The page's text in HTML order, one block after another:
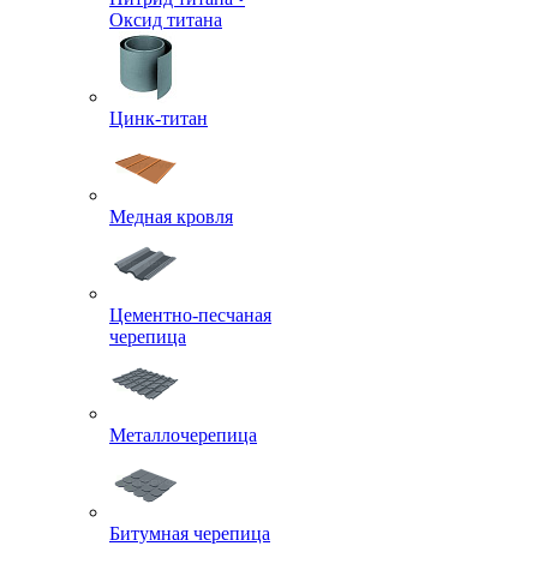
Оксид титана
Цинк-титан
Медная кровля
Цементно-песчаная
черепица
Металлочерепица
Битумная черепица